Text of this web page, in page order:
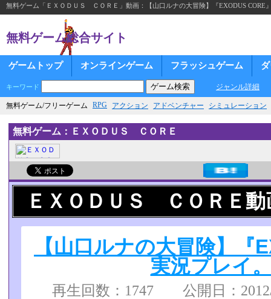
無料ゲーム「ＥＸＯＤＵＳ ＣＯＲＥ」動画：【山口ルナの大冒険】『EXODUS CORE
無料ゲーム総合サイト
ゲームトップ オンラインゲーム フラッシュゲーム
キーワード ジャンル詳細
無料ゲーム/フリーゲーム RPG アクション アドベンチャー シミュレーション
無料ゲーム：ＥＸＯＤＵＳ ＣＯＲＥ
ＥＸＯＤＵＳ ＣＯＲＥ動
【山口ルナの大冒険】『
実況プレイ
再生回数：1747 公開日：